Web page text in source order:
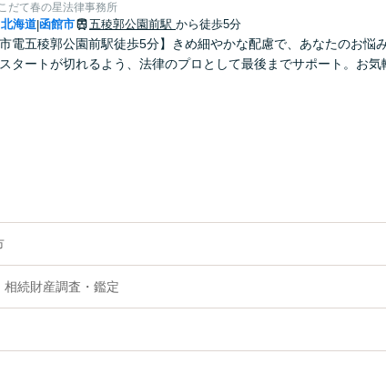
だて春の星法律事務所
北海道|函館市 五稜郭公園前駅 から徒歩5分
市電五稜郭公園前駅徒歩5分】きめ細やかな配慮で、あなたのお悩
タートが切れるよう、法律のプロとして最後までサポート。お気
相続財産調査・鑑定